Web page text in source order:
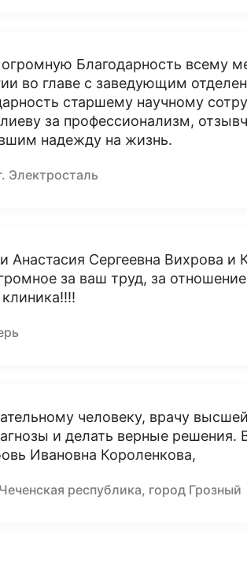
Благодарность всему
во главе с заведующим
старшему научному
за профессионализм,
надежду на жизнь.
Электросталь
Анастасия Сергеевна Вихрова
за ваш труд, за
человеку, врачу
и делать верные решения.
Ивановна Короленкова,
республика, город Грозный